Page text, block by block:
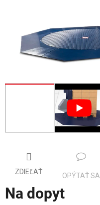
ZDIEĽAŤ
OPÝTAŤ SA
Na dopyt